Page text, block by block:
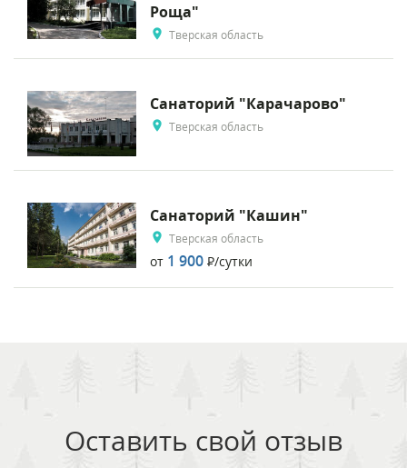
Роща"
Тверская область
Санаторий "Карачарово"
Тверская область
Санаторий "Кашин"
Тверская область
от 1 900 Р/сутки
Оставить свой отзыв